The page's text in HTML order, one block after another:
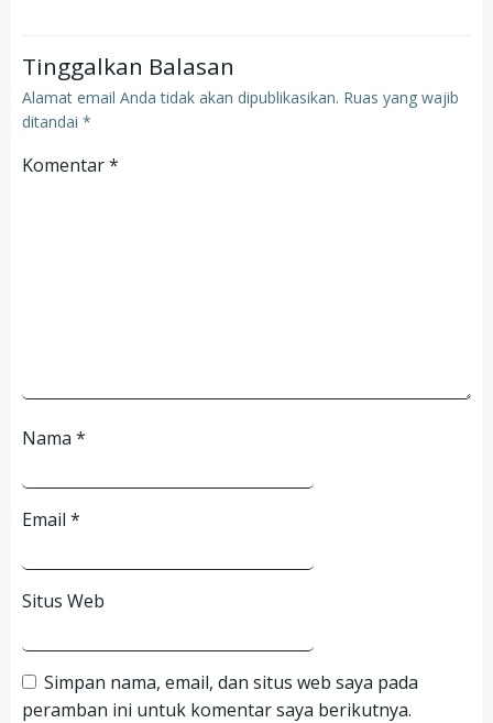
Tinggalkan Balasan
Alamat email Anda tidak akan dipublikasikan. Ruas yang wajib
ditandai *
Komentar*
Nama *
Email *
Situs Web
Simpan nama, email, dan situs web saya pada
peramban ini untuk komentar saya berikutnya.